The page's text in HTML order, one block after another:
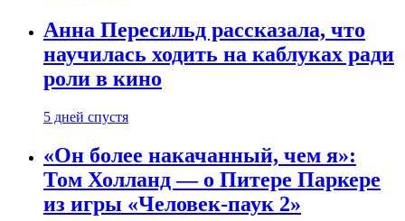
Анна Пересильд рассказала, что
научилась ходить на каблуках ради
роли в кино
5 дней спустя
«Он более накачанный, чем я»:
Том Холланд — о Питере Паркере
из игры «Человек-паук 2»